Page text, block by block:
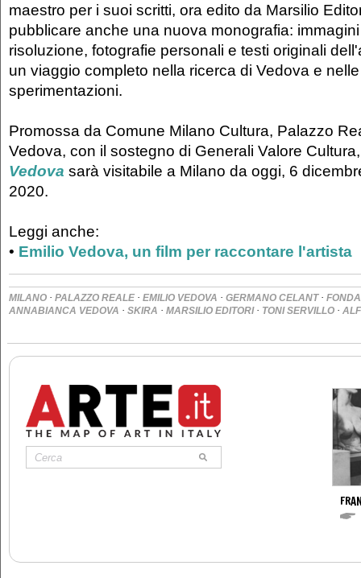
maestro per i suoi scritti, ora edito da Marsilio
pubblicare anche una nuova monografia:
risoluzione, fotografie personali e testi originali
un viaggio completo nella ricerca di Vedova e
sperimentazioni.
Promossa da Comune Milano Cultura, Palazzo
Vedova, con il sostegno di Generali Valore
Vedova sarà visitabile a Milano da oggi, 6
2020.
Leggi anche:
• Emilio Vedova, un film per raccontare l'artista
MILANO · PALAZZO REALE · EMILIO VEDOVA · GERMANO CELANT·
ANNABIANCA VEDOVA · SKIRA · MARSILIO EDITORI· TONI SERVILLO ·